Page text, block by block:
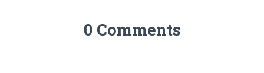
0 Comments